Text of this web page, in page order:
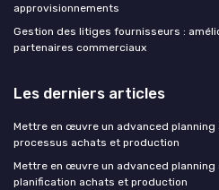
approvisionnements
Gestion des litiges fournisseurs :
partenaires commerciaux
Les derniers articles
Mettre en œuvre un advanced
processus achats et production
Mettre en œuvre un advanced
planification achats et production